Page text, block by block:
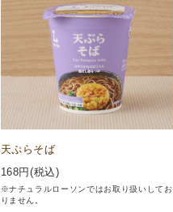
天ぷらそば
168円(税込)
※ナチュラルローソンではお取り扱いしてお
りません。